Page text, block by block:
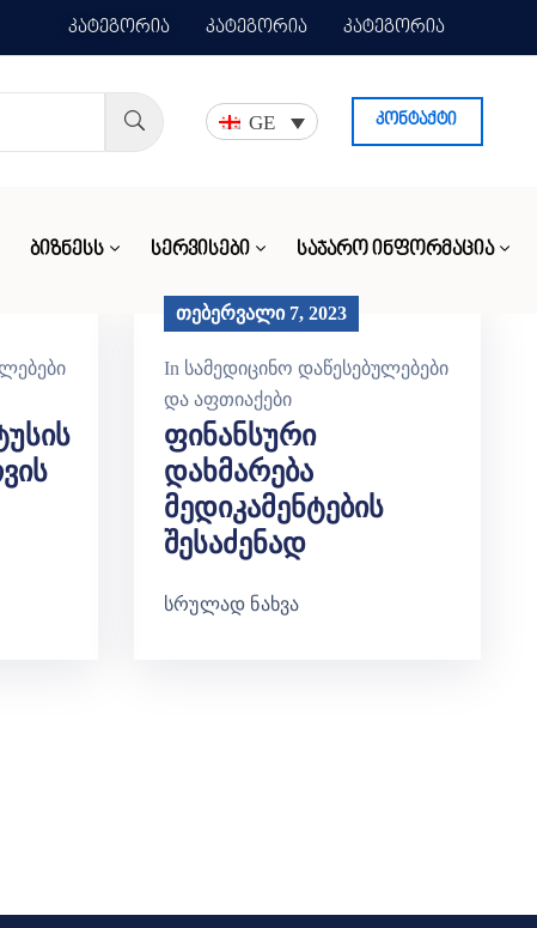
კატეგორია კატეგორია კატეგორია
GE კონტაქტი
ᲑᲘᲖᲜᲔᲡᲡ ᲡᲔᲠᲕᲘᲡᲔᲑᲘ ᲡᲐᲯᲐᲠᲝ ᲘᲜᲤᲝᲠᲛᲐᲪᲘᲐ
თებერვალი 7, 2023
In სამედიცინო დაწესებულებები
და აფთიაქები
Ფინანსური
Დახმარება
Მედიკამენტების
Შესაძენად
სრულად ნახვა